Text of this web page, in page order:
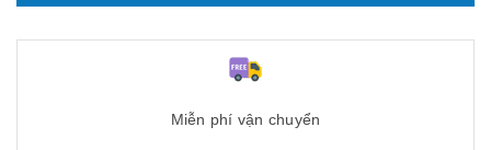
Miễn phí vận chuyển